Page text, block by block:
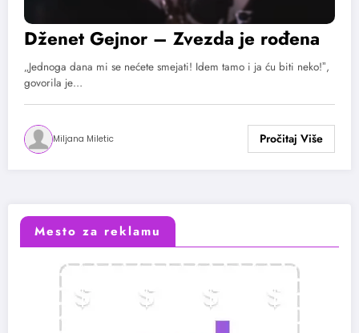
Dženet Gejnor – Zvezda je rođena
„Jednoga dana mi se nećete smejati! Idem tamo i ja ću biti neko!ˮ,
govorila je…
Miljana Miletic
Mesto za reklamu